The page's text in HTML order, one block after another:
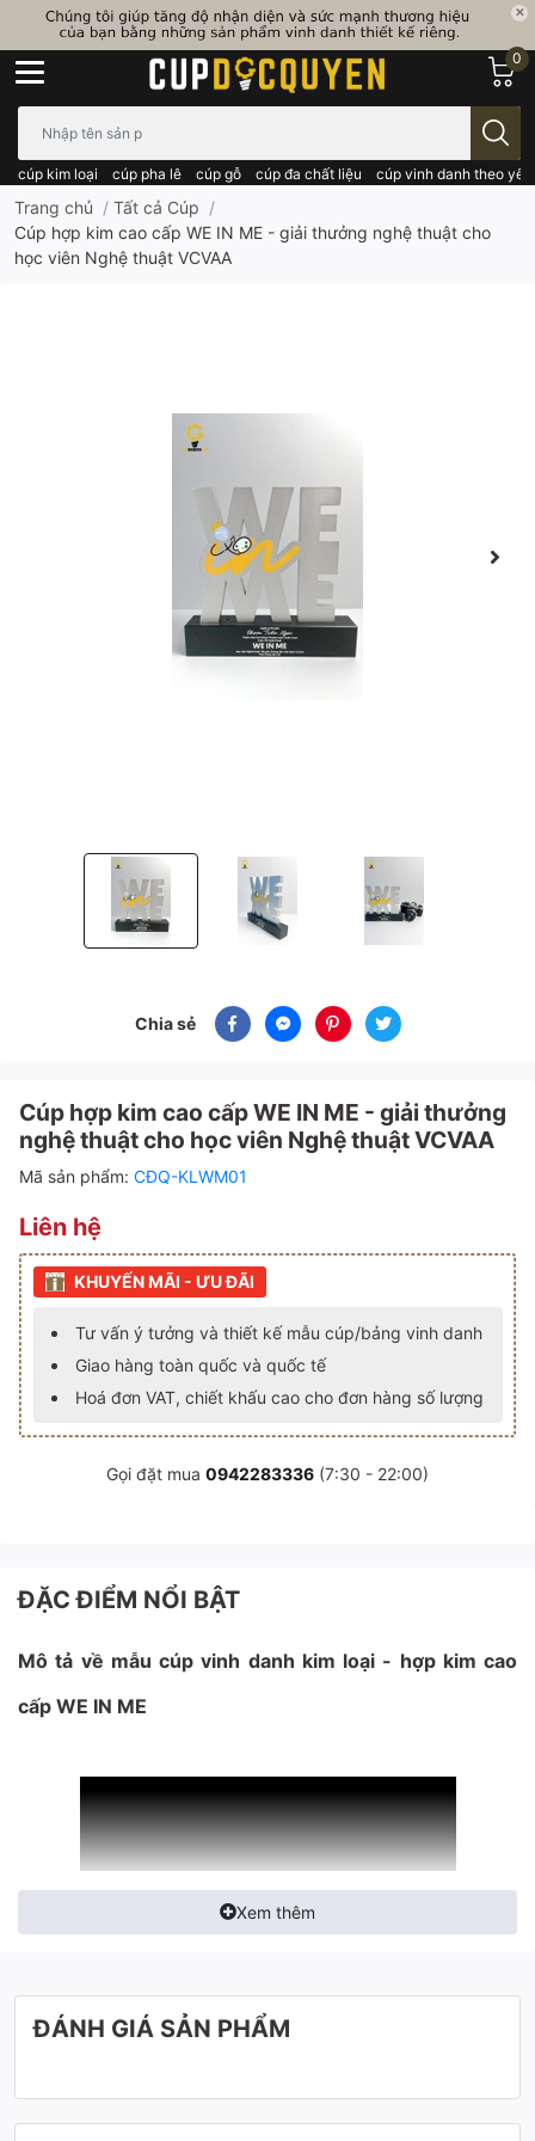
cúp kim loại cúp pha lê cúp gỗ cúp đa chất liệu cúp vinh danh theo
0
Trang chủ / Tất cả Cúp /
Cúp hợp kim cao cấp WE IN ME - giải thưởng nghệ thuật cho
học viên Nghệ thuật VCVAA
Cúp hợp kim cao cấp WE IN ME - giải thưởng nghệ
Cúp hợp kim cao cấp WE IN ME - giải
Cúp hợp kim cao cấp
Chia sẻ
Cúp hợp kim cao cấp WE IN ME - giải thưởng
nghệ thuật cho học viên Nghệ thuật VCVAA
Mã sản phẩm: CĐQ-KLWM01
Liên hệ
KHUYẾN MÃI - ƯU ĐÃI
Tư vấn ý tưởng và thiết kế mẫu cúp/bảng vinh danh
Giao hàng toàn quốc và quốc tế
Hoá đơn VAT, chiết khấu cao cho đơn hàng số lượng
Gọi đặt mua 0942283336 (7:30 - 22:00)
ĐẶC ĐIỂM NỔI BẬT
Mô tả về mẫu cúp vinh danh kim loại - hợp kim cao
cấp WE IN ME
Xem thêm
ĐÁNH GIÁ SẢN PHẨM